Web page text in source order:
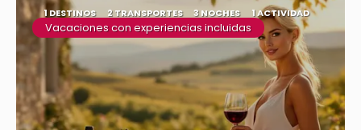
1 DESTINOS 2 TRANSPORTES 3 NOCHES 1 ACTIVIDAD
Vacaciones con experiencias incluidas